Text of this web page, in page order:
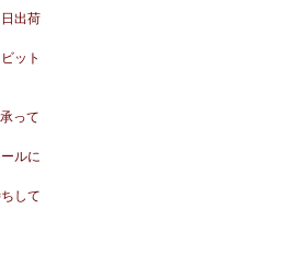
出荷
ット
って
ルに
して